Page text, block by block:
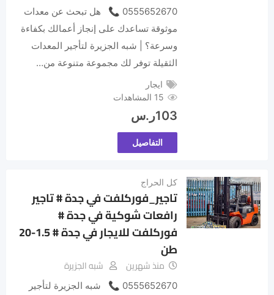
0555652670 📞 هل تبحث عن معدات
موثوقة تساعدك على إنجاز أعمالك بكفاءة
وسرعة؟ | شبه الجزيرة لتأجير المعدات
الثقيلة توفر لك مجموعة متنوعة من…
ايجار
15 المشاهدات
103ر.س
التفاصيل
كل الحراج
تاجير_فوركلفت في جدة # تاجير
رافعات شوكية في جدة #
فوركلفت للايجار في جدة # 1.5-20
طن
منذ شهرين شبه الجزيرة
0555652670 📞 شبه الجزيرة لتأجير